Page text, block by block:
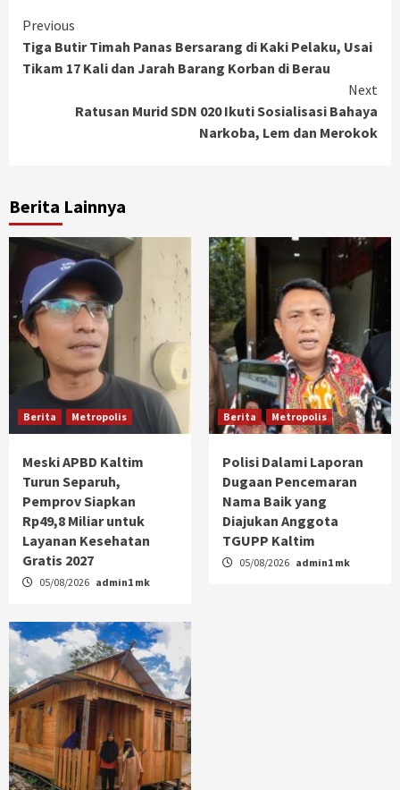
Continue
Reading
Previous
Tiga Butir Timah Panas Bersarang di Kaki Pelaku, Usai
Tikam 17 Kali dan Jarah Barang Korban di Berau
Next
Ratusan Murid SDN 020 Ikuti Sosialisasi Bahaya
Narkoba, Lem dan Merokok
Berita Lainnya
Berita Metropolis
Meski APBD Kaltim
Turun Separuh,
Pemprov Siapkan
Rp49,8 Miliar untuk
Layanan Kesehatan
Gratis 2027
05/08/2026 admin1 mk
Berita Metropolis
Polisi Dalami Laporan
Dugaan Pencemaran
Nama Baik yang
Diajukan Anggota
TGUPP Kaltim
05/08/2026 admin1 mk